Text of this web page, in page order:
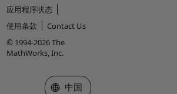
应用程序状态
使用条款
Contact Us
© 1994-2026 The
MathWorks, Inc.
选择网站
中国